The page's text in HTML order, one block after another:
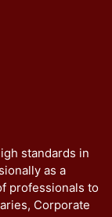
standards in
as a
professionals to
Corporate